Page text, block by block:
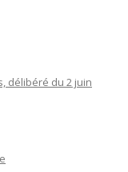
délibéré du 2 juin